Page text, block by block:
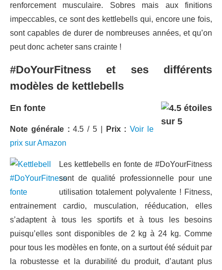
renforcement musculaire. Sobres mais aux finitions
impeccables, ce sont des kettlebells qui, encore une fois,
sont capables de durer de nombreuses années, et qu’on
peut donc acheter sans crainte !
#DoYourFitness et ses différents
modèles de kettlebells
En fonte
Note générale : 4.5 / 5 | Prix : Voir le
prix sur Amazon
Les kettlebells en fonte de #DoYourFitness
sont de qualité professionnelle pour une
utilisation totalement polyvalente ! Fitness,
entrainement cardio, musculation, rééducation, elles
s’adaptent à tous les sportifs et à tous les besoins
puisqu’elles sont disponibles de 2 kg à 24 kg. Comme
pour tous les modèles en fonte, on a surtout été séduit par
la robustesse et la durabilité du produit, d’autant plus